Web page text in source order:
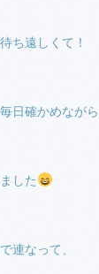
ち遠しくて！
日確かめながら
した
連なって、